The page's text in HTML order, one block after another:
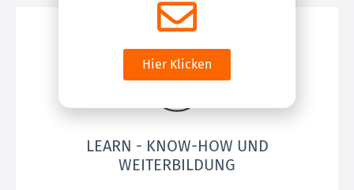
LEARN - KNOW-HOW UND
WEITERBILDUNG
Hier Klicken